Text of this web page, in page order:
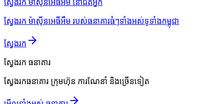
ស្វែងរក ម៉ាស៊ីនអេធីអឹម នៅជិតអ្នក
ស្វែងរក ម៉ាស៊ីនអេធីអឹម របស់ធនាគារធំៗទាំងអស់ទូទាំងកម្ពុជា
ស្វែងរក
ស្វែងរក ធនាគារ
ស្វែងរកធនាគារ ក្រុមហ៊ុន ការណែនាំ និងច្រើនទៀត